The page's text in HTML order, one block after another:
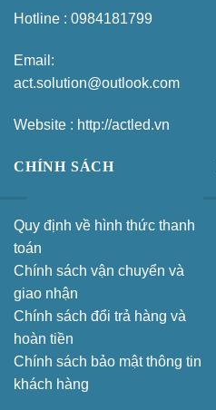
Hotline : 0984181799
Email:
act.solution@outlook.com
Website : http://actled.vn
CHÍNH SÁCH
Quy định về hình thức thanh
toán
Chính sách vận chuyển và
giao nhận
Chính sách đổi trả hàng và
hoàn tiền
Chính sách bảo mật thông tin
khách hàng